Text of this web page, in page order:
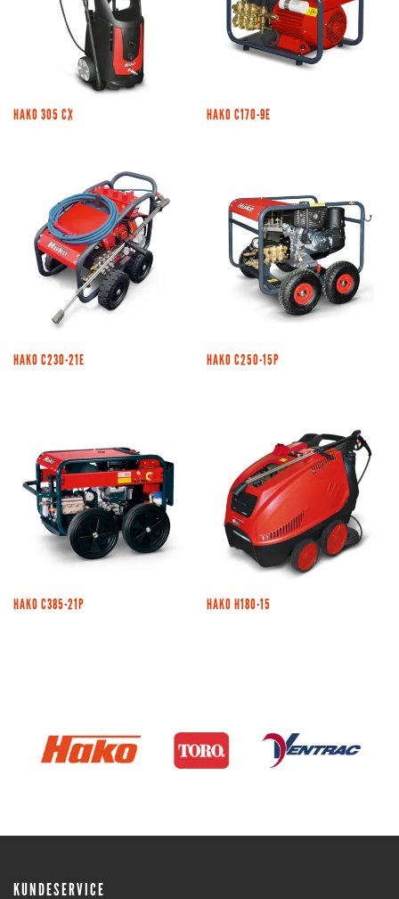
HAKO 305 CX HAKO C170-9E
HAKO C230-21E HAKO C250-15P
HAKO C385-21P HAKO H180-15
KUNDESERVICE